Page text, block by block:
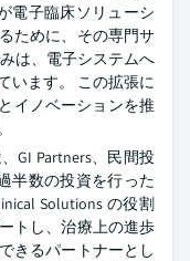
電子臨床ソリューシ
ために、その専門サ
は、電子システムへ
います。 この拡張に
イノベーションを推
GI Partners、民間投
半数の投資を行った
Solutions の役割
トし、治療上の進歩
きるパートナーとし